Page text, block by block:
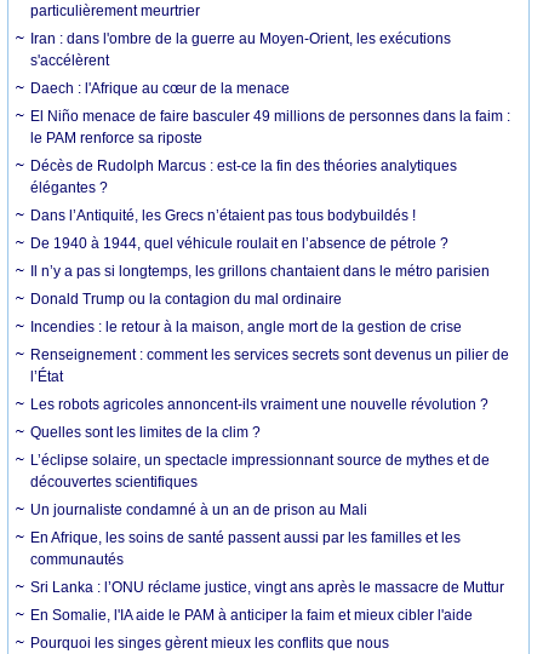
particulièrement meurtrier
Iran : dans l'ombre de la guerre au Moyen-Orient, les exécutions
s'accélèrent
Daech : l'Afrique au cœur de la menace
El Niño menace de faire basculer 49 millions de personnes dans la faim :
le PAM renforce sa riposte
Décès de Rudolph Marcus : est-ce la fin des théories analytiques
élégantes ?
Dans l’Antiquité, les Grecs n’étaient pas tous bodybuildés !
De 1940 à 1944, quel véhicule roulait en l’absence de pétrole ?
Il n’y a pas si longtemps, les grillons chantaient dans le métro parisien
Donald Trump ou la contagion du mal ordinaire
Incendies : le retour à la maison, angle mort de la gestion de crise
Renseignement : comment les services secrets sont devenus un pilier de
l’État
Les robots agricoles annoncent-ils vraiment une nouvelle révolution ?
Quelles sont les limites de la clim ?
L’éclipse solaire, un spectacle impressionnant source de mythes et de
découvertes scientifiques
Un journaliste condamné à un an de prison au Mali
En Afrique, les soins de santé passent aussi par les familles et les
communautés
Sri Lanka : l’ONU réclame justice, vingt ans après le massacre de Muttur
En Somalie, l'IA aide le PAM à anticiper la faim et mieux cibler l'aide
Pourquoi les singes gèrent mieux les conflits que nous